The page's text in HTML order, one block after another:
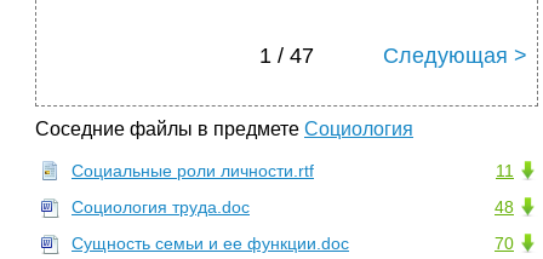
1 / 47 Следующая >
Соседние файлы в предмете Социология
11
Социальные роли личности.rtf
48
Социология труда.doc
70
Сущность семьи и ее функции.doc